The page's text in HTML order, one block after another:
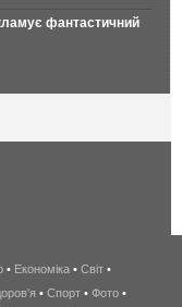
фантастичний
беспроводной
интернет
• Економіка • Світ •
• Спорт • Фото •